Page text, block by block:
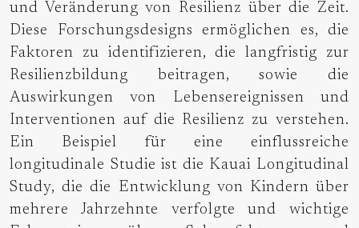
und Veränderung von Resilienz über die Zeit.
Diese Forschungsdesigns ermöglichen es, die
Faktoren zu identifizieren, die langfristig zur
Resilienzbildung beitragen, sowie die
Auswirkungen von Lebensereignissen und
Interventionen auf die Resilienz zu verstehen.
Ein Beispiel für eine einflussreiche
longitudinale Studie ist die Kauai Longitudinal
Study, die die Entwicklung von Kindern über
mehrere Jahrzehnte verfolgte und wichtige